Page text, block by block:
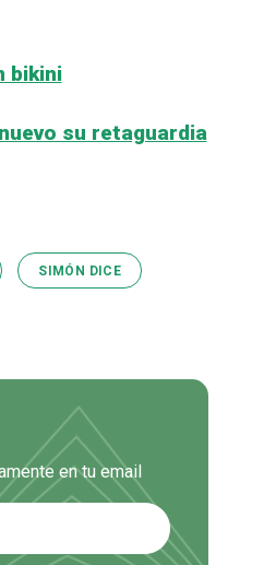
bikini
su retaguardia
SIMÓN DICE
en tu email